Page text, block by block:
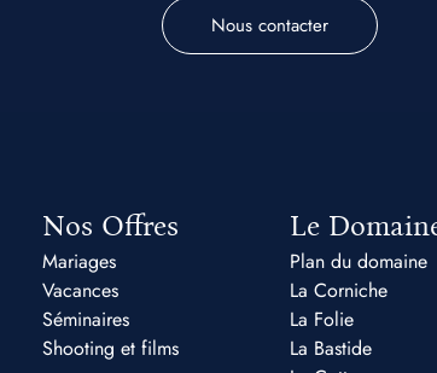
Nous contacter
Nos Offres
Mariages
Vacances
Séminaires
Shooting et films
Le
Plan du domaine
La Corniche
La Folie
La Bastide